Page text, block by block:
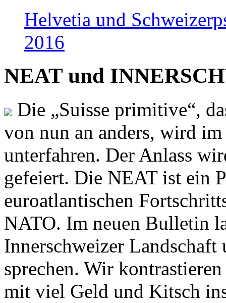
Helvetia und
2016
NEAT und
Die „Suisse primitive“,
von nun an anders, wird
unterfahren. Der Anlass
gefeiert. Die NEAT ist ein
euroatlantischen
NATO. Im neuen Bulletin
Innerschweizer
sprechen. Wir
mit viel Geld und Kitsch